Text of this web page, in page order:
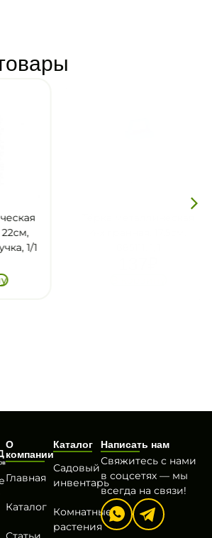
1/1
О
компании
Главная
Каталог
Каталог
Садовый
инвентарь
Комнатные
растения
Написать нам
Свяжитесь с нами
в соцсетях — мы
всегда на связи!